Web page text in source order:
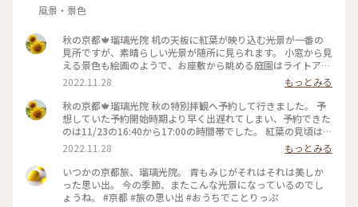
風景・景色
秋の京都🍁瑠璃光院 机の天板に紅葉が映り込む光景が一番の
見所ですが、素晴らしい光景が随所に見られます。 小窓から見
える景色も絵画のようで、お座敷から眺める庭園はライトアッ
プされてさらに雅です✨ 拝観が終わり、山門をくぐって振り返
ると、こちらも美しくライトアップされていました🍁♥️
2022.11.23 #秋いろとりどり #Myことりっぷ #瑠璃光院 #紅葉
狩り #紅葉 #京都
2022.11.28
もっとみる
秋の京都🍁瑠璃光院 秋の特別拝観へ予約して行きました。 予
想していた予約開始時期より早く出遅れてしまい、予約できた
のは11/23の16:40から17:00の時間帯でした。 紅葉の見頃はど
うかしら。昼でもなく夜でもなく。どんなふうに見えるんだろ
うと不安でしたが、薄暗くなってライトアップも始まった頃。
予想していた以上の素晴らしい風景がひろがっていました✨ 新
緑の頃とはまた違って雅な世界✨ 皆さんお行儀よく、机で満足
のいく写真を撮ったら後ろに並んでいる人に代わります。 敷居
2022.11.28
もっとみる
いつかの京都旅、瑠璃光院。 青もみじがそれはそれは美しか
った思い出。 今の季節、またこんな光景になっているのでし
ょうね。 #京都 #旅の思い出 #おうちでことりっぷ